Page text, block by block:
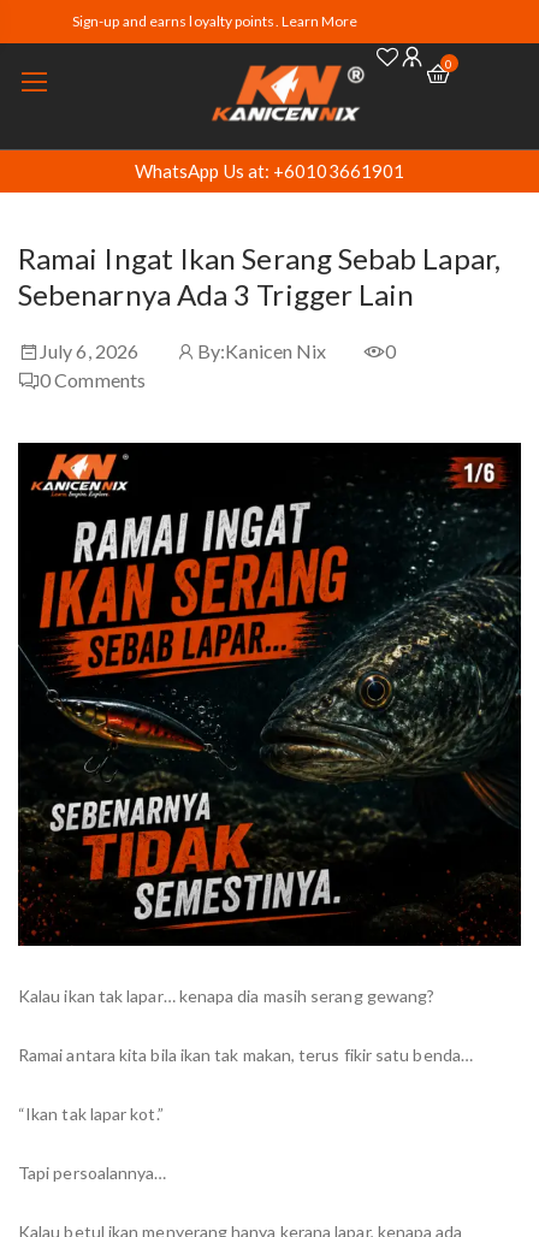
Sign-up and earns loyalty points. Learn More
0
WhatsApp Us at: +60103661901
Ramai Ingat Ikan Serang Sebab Lapar,
Sebenarnya Ada 3 Trigger Lain
July 6, 2026 By:Kanicen Nix
0
0Comments
Kalau ikan tak lapar… kenapa dia masih serang gewang?
Ramai antara kita bila ikan tak makan, terus fikir satu benda…
“Ikan tak lapar kot.”
Tapi persoalannya…
Kalau betul ikan menyerang hanya kerana lapar, kenapa ada